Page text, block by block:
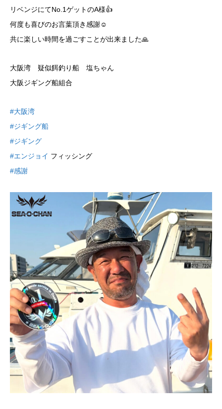
リベンジにてNo.1ゲットのA様👍
何度も喜びのお言葉頂き感謝☺️
共に楽しい時間を過ごすことが出来ました🙏
大阪湾 疑似餌釣り船 塩ちゃん
大阪ジギング船組合
#大阪湾
#ジギング船
#ジギング
#エンジョイ フィッシング
#感謝